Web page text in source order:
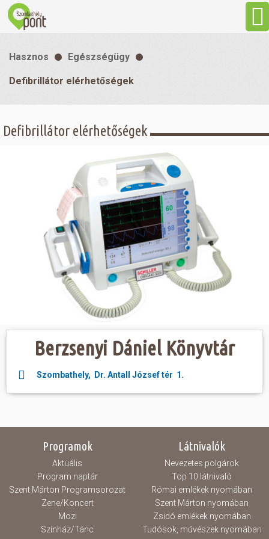
Programok
Sport
Szabadidő
Hasznos Egészségügy
Defibrillátor elérhetőségek
Defibrillátor elérhetőségek
Berzsenyi Dániel Könyvtár
Szombathely, Dr. Antall József tér 1.
Programok
Aktuális
Program naptár
Szent Márton Programsorozat
Zene/Koncert
Mozi
Színház/Tánc
Látnivalók
Nevezetes polgárok
Top 10 látnivaló
Római emlékek nyomában
Szent Márton nyomában
Zsidó emlékek nyomában
Tudósok, művészek nyomában